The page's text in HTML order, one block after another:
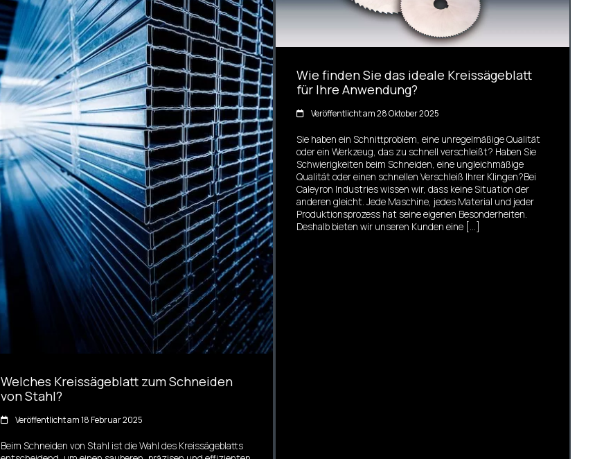
Welches Kreissägeblatt zum Schneiden
von Stahl?
Veröffentlicht am 18 Februar 2025
Beim Schneiden von Stahl ist die Wahl des Kreissägeblatts
Wie finden Sie das ideale Kreissägeblatt
für Ihre Anwendung?
Veröffentlicht am 28 Oktober 2025
Sie haben ein Schnittproblem, eine unregelmäßige Qualität
oder ein Werkzeug, das zu schnell verschleißt? Haben Sie
Schwierigkeiten beim Schneiden, eine ungleichmäßige
Qualität oder einen schnellen Verschleiß Ihrer Klingen?Bei
Caleyron Industries wissen wir, dass keine Situation der
anderen gleicht. Jede Maschine, jedes Material und jeder
Produktionsprozess hat seine eigenen Besonderheiten.
Deshalb bieten wir unseren Kunden eine […]